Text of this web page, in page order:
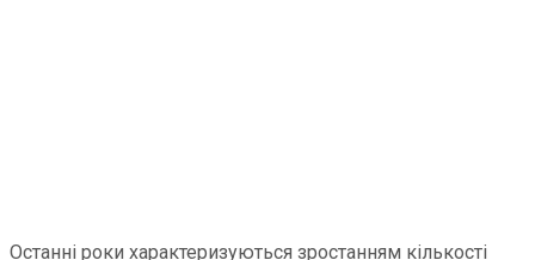
Останні роки характеризуються зростанням кількості